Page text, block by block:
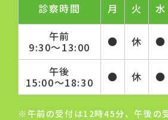
問合せへの回答後、取得した
において削除致します。
（９）個人情報を与えなかっ
個人情報を与えることは任意で
診察時間 月 火 水
午前
9:30～13:00 ● 休 ●
午後
15:00～18:30 ● 休 ●
※午前の受付は12時45分、午後の